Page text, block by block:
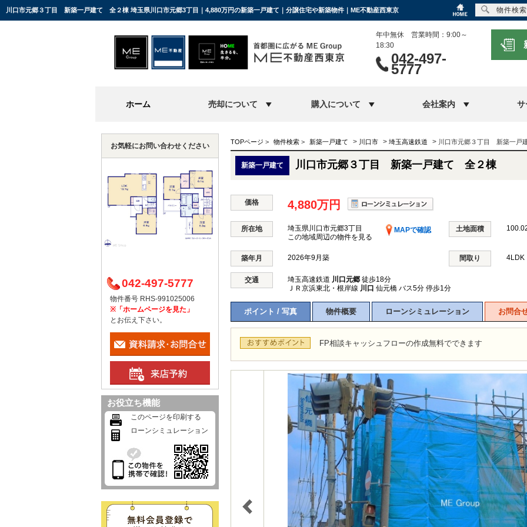
川口市元郷３丁目 新築一戸建て 全２棟 埼玉県川口市元郷3丁目｜4,880万円の新築一戸建て｜分譲住宅や新築物件｜ME不動産西東京
年中無休 営業時間：9:00～
18:30
042-497-
5777
ホーム 売却について 購入について 会社案内
TOPページ > 物件検索 > 新築一戸建て > 川口市 > 埼玉高速鉄道 > 川口市元郷３丁目 新築一戸
新築一戸建て 川口市元郷３丁目 新築一戸建て 全２棟
価格 4,880万円
所在地 埼玉県川口市元郷3丁目
MAPで確認
この地域周辺の物件を見る
土地面積
築年月 2026年9月築 間取り
交通 埼玉高速鉄道 川口元郷 徒歩18分
ＪＲ京浜東北・根岸線 川口 仙元橋 バス5分 停歩1分
ポイント / 写真 物件概要 ローンシミュレーション お問合
FP相談キャッシュフローの作成無料でできます
お気軽にお問い合わせください
042-497-5777
物件番号 RHS-991025006
※「ホームページを見た」
とお伝え下さい。
お役立ち機能
このページを印刷する
ローンシミュレーション
物件検索